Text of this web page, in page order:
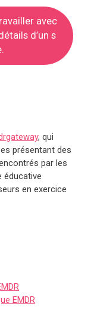
avec
d’un s
, qui
présentant des
par les
éducative
en exercice
EMDR